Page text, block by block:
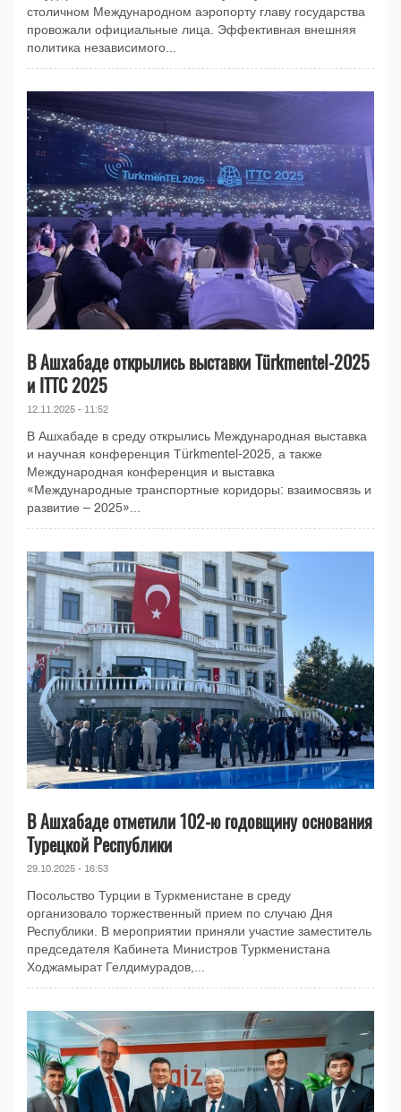
столичном Международном аэропорту главу государства
провожали официальные лица. Эффективная внешняя
политика независимого...
В Ашхабаде открылись выставки Тürkmentel-2025
и ITTC 2025
12.11.2025 - 11:52
В Ашхабаде в среду открылись Международная выставка
и научная конференция Тürkmentel-2025, а также
Международная конференция и выставка
«Международные транспортные коридоры: взаимосвязь и
развитие – 2025»...
В Ашхабаде отметили 102-ю годовщину основания
Турецкой Республики
29.10.2025 - 16:53
Посольство Турции в Туркменистане в среду
организовало торжественный прием по случаю Дня
Республики. В мероприятии приняли участие заместитель
председателя Кабинета Министров Туркменистана
Ходжамырат Гелдимурадов,...